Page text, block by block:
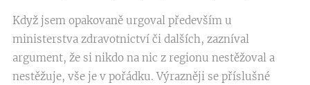
Když jsem opakovaně urgoval především u
ministerstva zdravotnictví či dalších, zazníval
argument, že si nikdo na nic z regionu nestěžoval a
nestěžuje, vše je v pořádku. Výrazněji se příslušné